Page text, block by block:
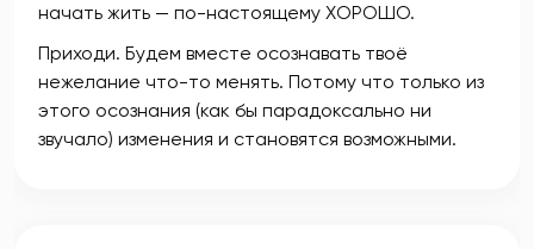
начать жить — по-настоящему ХОРОШО.
Приходи. Будем вместе осознавать твоё
нежелание что-то менять. Потому что только из
этого осознания (как бы парадоксально ни
звучало) изменения и становятся возможными.